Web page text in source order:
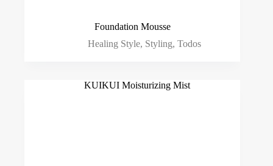
Foundation Mousse
Healing Style, Styling,Todos